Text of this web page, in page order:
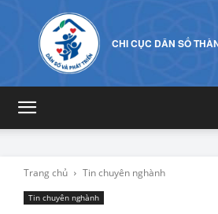
CHI CỤC DÂN SỐ
Trang chủ Tin chuyên nghành
Tin chuyên nghành